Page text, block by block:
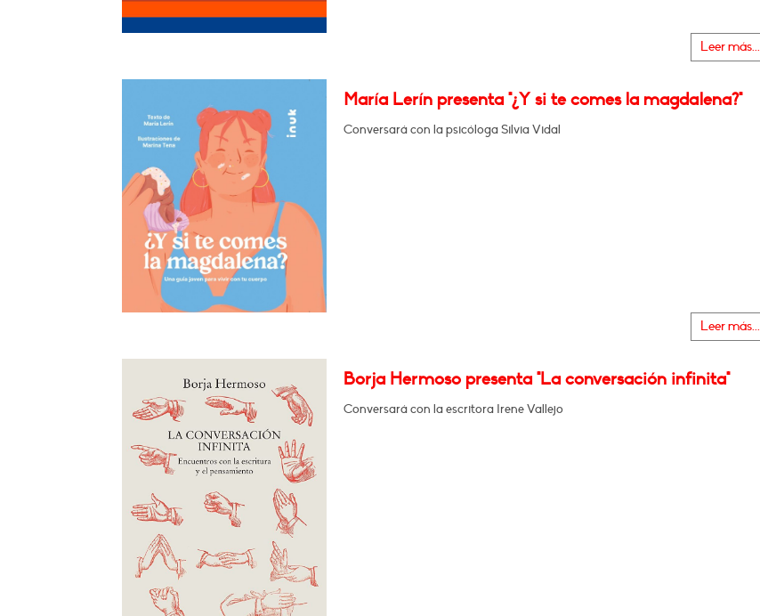
Leer más...
María Lerín presenta "¿Y si te comes la magdalena?"
Conversará con la psicóloga Silvia Vidal
Leer más...
Borja Hermoso presenta "La conversación infinita"
Conversará con la escritora Irene Vallejo